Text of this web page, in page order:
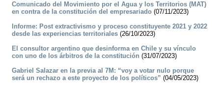
Comunicado del Movimiento por el Agua y los Territorios (MAT)
en contra de la constitución del empresariado (07/11/2023)
Informe: Post extractivismo y proceso constituyente 2021 y 2022
desde las experiencias territoriales (26/10/2023)
El consultor argentino que desinforma en Chile y su vínculo
con uno de los árbitros de la constitución (31/07/2023)
Gabriel Salazar en la previa al 7M: “voy a votar nulo porque
será un rechazo a este proyecto de los políticos” (04/05/2023)